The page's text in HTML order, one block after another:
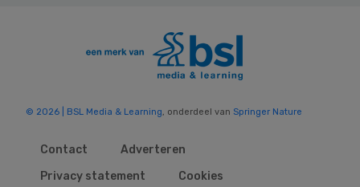
© 2026 | BSL Media & Learning , onderdeel van Springer Nature
Contact
Adverteren
Privacy statement
Cookies